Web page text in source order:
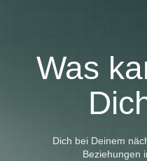
Was
Dich bei Deinem
Beziehungen